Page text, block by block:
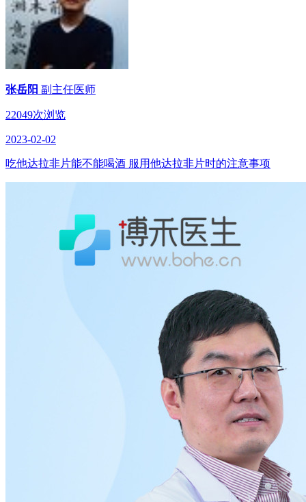
张岳阳 副主任医师
22049次浏览
2023-02-02
吃他达拉非片能不能喝酒 服用他达拉非片时的注意事项